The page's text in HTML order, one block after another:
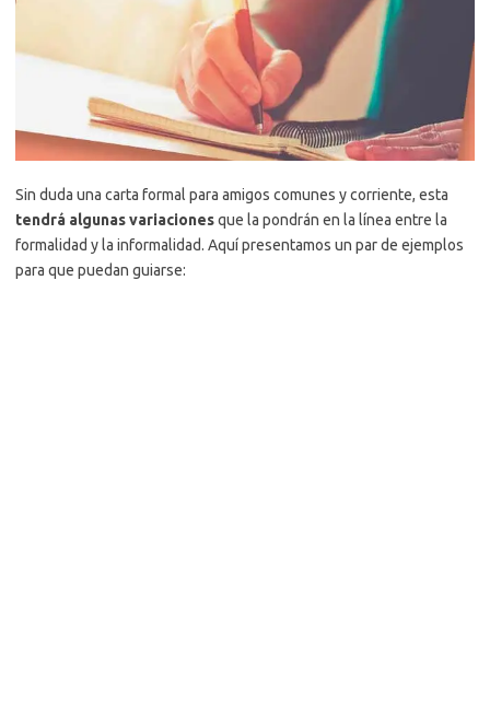
Sin duda una carta formal para amigos comunes y corriente, esta
tendrá algunas variacionesque la pondrán en la línea entre la
formalidad y la informalidad. Aquí presentamos un par de ejemplos
para que puedan guiarse: